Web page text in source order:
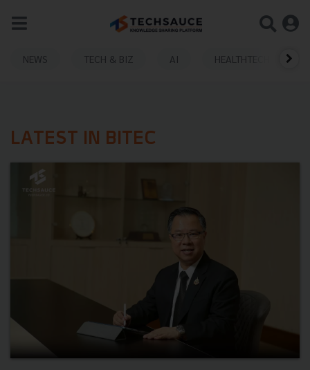
NEWS TECH & BIZ AI HEALTHTECH
LATEST IN BITEC